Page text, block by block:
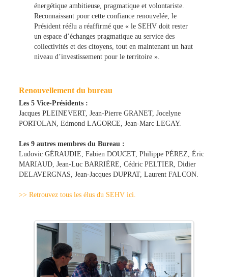
énergétique ambitieuse, pragmatique et volontariste.
Reconnaissant pour cette confiance renouvelée, le
Président réélu a réaffirmé que « le SEHV doit rester
un espace d’échanges pragmatique au service des
collectivités et des citoyens, tout en maintenant un haut
niveau d’investissement pour le territoire ».
Renouvellement du bureau
Les 5 Vice-Présidents :
Jacques PLEINEVERT, Jean-Pierre GRANET, Jocelyne
PORTOLAN, Edmond LAGORCE, Jean-Marc LEGAY.
Les 9 autres membres du Bureau :
Ludovic GÉRAUDIE, Fabien DOUCET, Philippe PÉREZ, Éric
MARIAUD, Jean-Luc BARRIÈRE, Cédric PELTIER, Didier
DELAVERGNAS, Jean-Jacques DUPRAT, Laurent FALCON.
>> Retrouvez tous les élus du SEHV ici.